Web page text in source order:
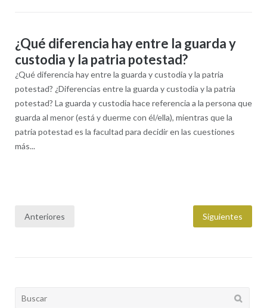
¿Qué diferencia hay entre la guarda y
custodia y la patria potestad?
¿Qué diferencia hay entre la guarda y custodia y la patria
potestad? ¿Diferencias entre la guarda y custodia y la patria
potestad? La guarda y custodia hace referencia a la persona que
guarda al menor (está y duerme con él/ella), mientras que la
patria potestad es la facultad para decidir en las cuestiones
más...
Paginación
Anteriores Siguientes
Buscar: